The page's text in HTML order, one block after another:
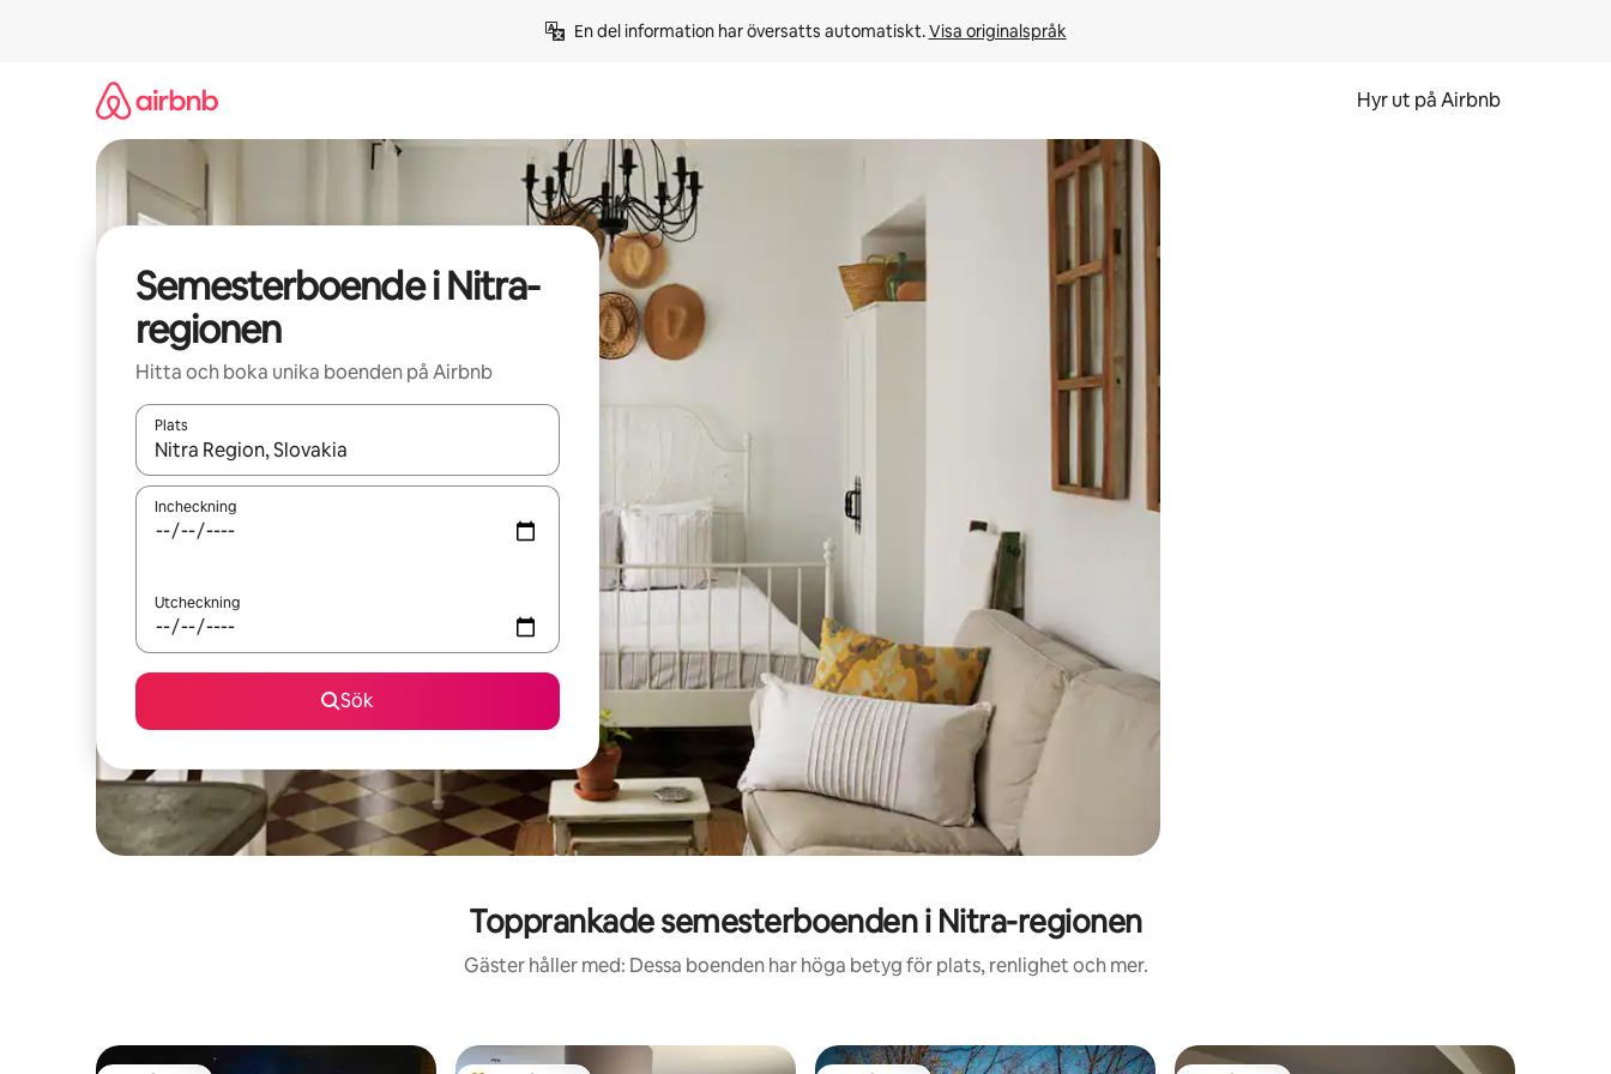
En del information har översatts automatiskt. Visa originalspråk
Hyr ut på Airbnb
Semesterboende i Nitra-
regionen
Hitta och boka unika boenden på Airbnb
Plats
När resultaten är tillgängliga kan du navigera med upp- och nedåtpilarna eller utforska genom att trycka eller svepa.
Incheckning
Utcheckning
Sök
Topprankade semesterboenden i Nitra-regionen
Gäster håller med: Dessa boenden har höga betyg för plats, renlighet och mer.